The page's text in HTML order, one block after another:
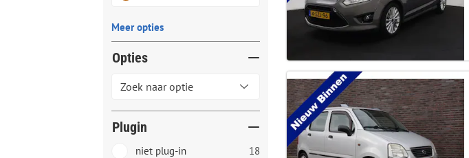
Meer opties
Opties
Plugin
niet plug-in 18